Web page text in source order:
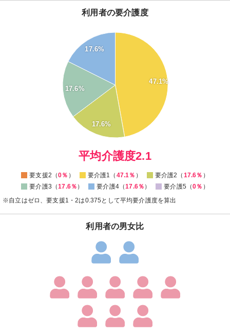
利用者の要介護度
47.1%
17.6%
17.6%
17.6%
0
平均介護度2.1
要支援2（0％ ） 要介護1（ 47.1％ ） 要介護2（ 17.6％ ）
要介護3（17.6％ ） 要介護4（17.6％ ） 要介護5（0％ ）
※自立はゼロ、要支援1・2は0.375として平均要介護度を算出
利用者の男女比